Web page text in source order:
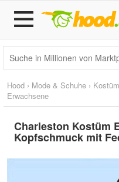
Hood › Mode & Schuhe ›
Erwachsene
Charleston Kostüm
Kopfschmuck mit